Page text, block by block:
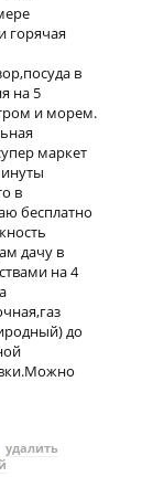
горячая
в
на 5
и морем.
маркет
в
бесплатно
дачу в
на 4
до
удалить